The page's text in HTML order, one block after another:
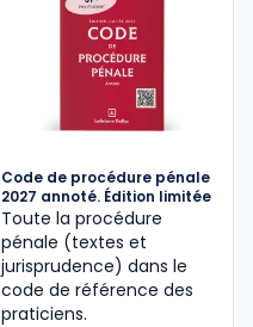
Code de procédure pénale
2027 annoté. Édition limitée
Toute la procédure
pénale (textes et
jurisprudence) dans le
code de référence des
praticiens.